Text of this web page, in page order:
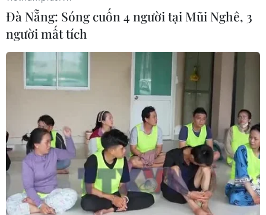
Nhìn lại một năm hình thành cộng đồng
ASEAN và đóng góp của Việt Nam
27/04/2017 09:21
TTXVN trân trọng giới thiệu bài viết của Thứ trưởng Bộ
Ngoại giao Nguyễn Quốc Dũng, nhìn lại một năm hình
thành cộng đồng ASEAN và đóng góp của Việt Nam.
Đà Nẵng: Sóng cuốn 4 người tại Mũi Nghê, 3
người mất tích